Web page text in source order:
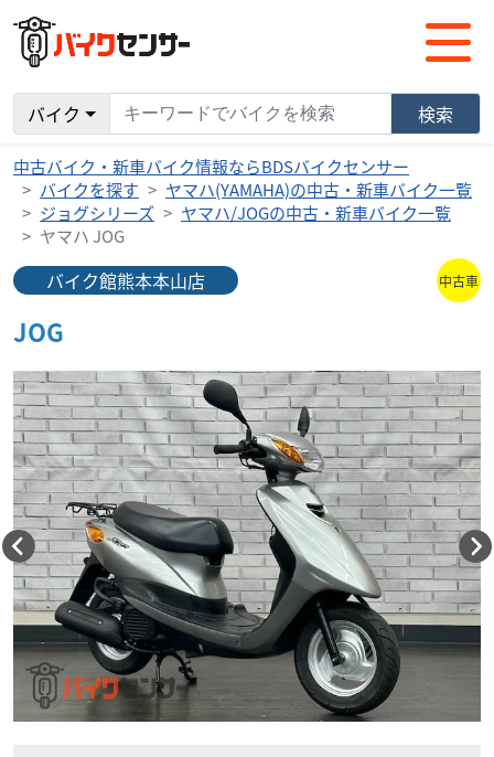
バイク 検索
中古バイク・新車バイク情報ならBDSバイクセンサー
バイクを探す
ヤマハ(YAMAHA)の中古・新車バイク一覧
ジョグシリーズ
ヤマハ/JOGの中古・新車バイク一覧
ヤマハ JOG
バイク館熊本本山店 中古車
JOG